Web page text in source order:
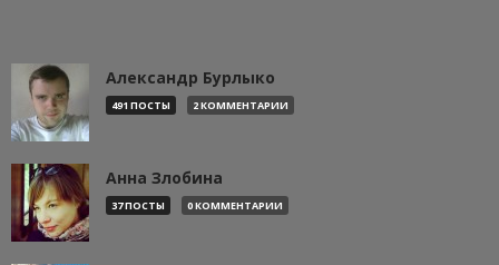
Александр Бурлыко
491 ПОСТЫ 2 КОММЕНТАРИИ
Анна Злобина
37 ПОСТЫ 0 КОММЕНТАРИИ